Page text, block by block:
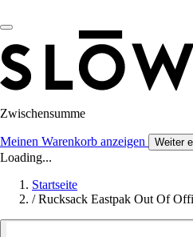
Zwischensumme
Meinen Warenkorb anzeigen Weiter
Loading...
Startseite
/ Rucksack Eastpak Out Of